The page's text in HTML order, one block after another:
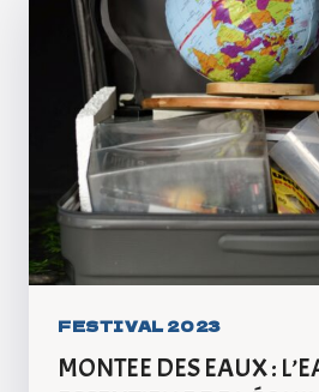
FESTIVAL 2023
MONTEE DES EAUX :